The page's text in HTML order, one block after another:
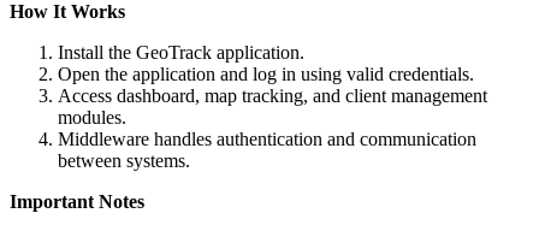
How It Works
Install the GeoTrack application.
Open the application and log in using valid credentials.
Access dashboard, map tracking, and client management
modules.
Middleware handles authentication and communication
between systems.
Important Notes